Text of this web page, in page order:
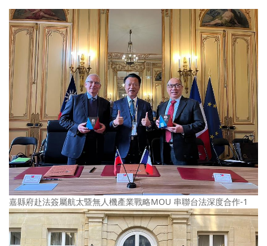
嘉縣府赴法簽屬航太暨無人機產業戰略MOU 串聯台法深度合作-1